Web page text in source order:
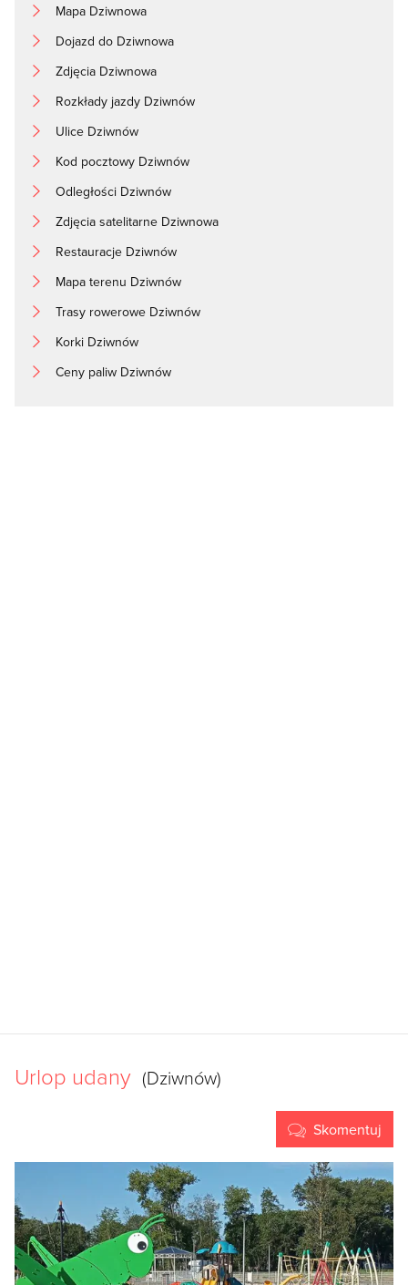
Mapa Dziwnowa
Dojazd do Dziwnowa
Zdjęcia Dziwnowa
Rozkłady jazdy Dziwnów
Ulice Dziwnów
Kod pocztowy Dziwnów
Odległości Dziwnów
Zdjęcia satelitarne Dziwnowa
Restauracje Dziwnów
Mapa terenu Dziwnów
Trasy rowerowe Dziwnów
Korki Dziwnów
Ceny paliw Dziwnów
Urlop udany (Dziwnów)
Skomentuj